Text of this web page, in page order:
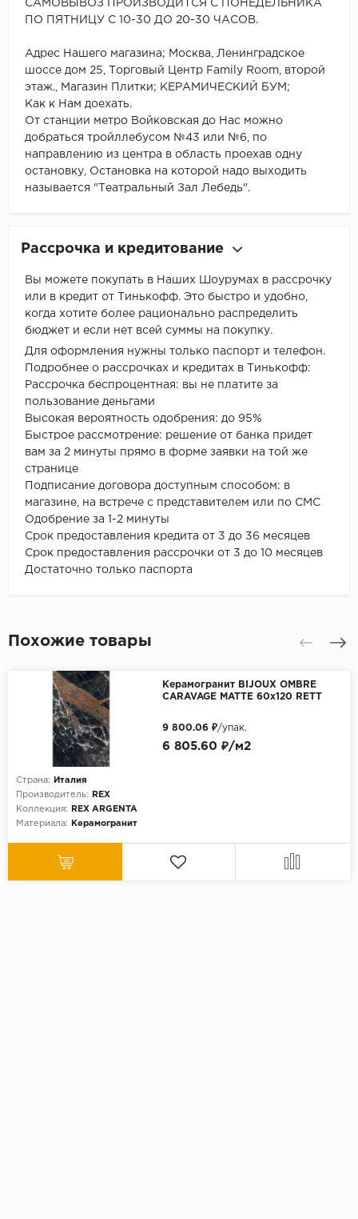
САМОВЫВОЗ ПРОИЗВОДИТСЯ С ПОНЕДЕЛЬНИКА
ПО ПЯТНИЦУ С 10-30 ДО 20-30 ЧАСОВ.
Адрес Нашего магазина; Москва, Ленинградское
шоссе дом 25, Торговый Центр Family Room, второй
этаж., Магазин Плитки; КЕРАМИЧЕСКИЙ БУМ;
Как к Нам доехать.
От станции метро Войковская до Нас можно
добраться тройллебусом №43 или №6, по
направлению из центра в область проехав одну
остановку, Остановка на которой надо выходить
называется "Театральный Зал Лебедь".
Рассрочка и кредитование
Вы можете покупать в Наших Шоурумах в рассрочку
или в кредит от Тинькофф. Это быстро и удобно,
когда хотите более рационально распределить
бюджет и если нет всей суммы на покупку.
Для оформления нужны только паспорт и телефон.
Подробнее о рассрочках и кредитах в Тинькофф:
Рассрочка беспроцентная: вы не платите за
пользование деньгами
Высокая вероятность одобрения: до 95%
Быстрое рассмотрение: решение от банка придет
вам за 2 минуты прямо в форме заявки на той же
странице
Подписание договора доступным способом: в
магазине, на встрече с представителем или по СМС
Одобрение за 1-2 минуты
Срок предоставления кредита от 3 до 36 месяцев
Срок предоставления рассрочки от 3 до 10 месяцев
Достаточно только паспорта
Похожие товары
Керамогранит BIJOUX OMBRE
CARAVAGE MATTE 60x120 RETT
Страна:
Италия
Производитель:
REX
Коллекция:
REX ARGENTA
Материала:
Керамогранит
6 805.60 ₽/м2
9 800.06 ₽/упак.